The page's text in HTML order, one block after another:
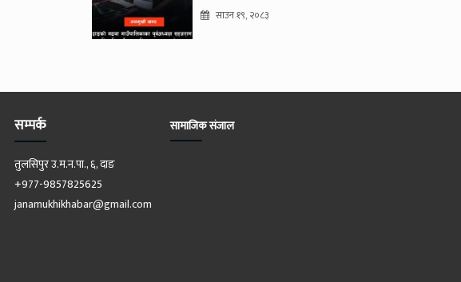
साउन १९, २०८३
सम्पर्क
तुलसिपुर उ.म.न.पा., ६, दाङ
+977-9857825625
janamukhikhabar@gmail.com
सामाजिक संजाल